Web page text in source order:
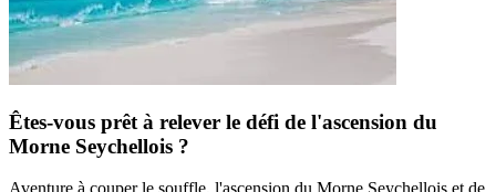
Êtes-vous prêt à relever le défi de l'ascension du
Morne Seychellois ?